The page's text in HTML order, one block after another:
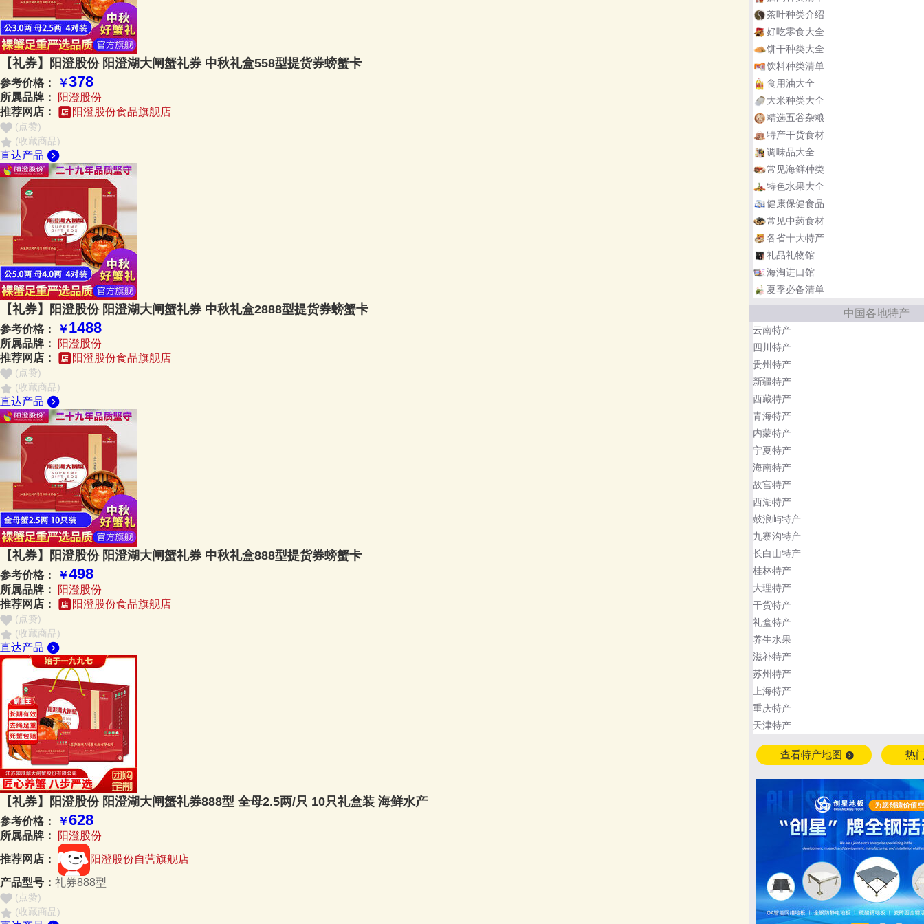
【礼券】阳澄股份 阳澄湖大闸蟹礼券 中秋礼盒558型提货券螃蟹卡
参考价格： ￥378
所属品牌：
阳澄股份
推荐网店：
阳澄股份食品旗舰店
(点赞)
(收藏商品)
直达产品
【礼券】阳澄股份 阳澄湖大闸蟹礼券 中秋礼盒2888型提货券螃蟹卡
参考价格： ￥1488
所属品牌：
阳澄股份
推荐网店：
阳澄股份食品旗舰店
(点赞)
(收藏商品)
直达产品
【礼券】阳澄股份 阳澄湖大闸蟹礼券 中秋礼盒888型提货券螃蟹卡
参考价格： ￥498
所属品牌：
阳澄股份
推荐网店：
阳澄股份食品旗舰店
(点赞)
(收藏商品)
直达产品
【礼券】阳澄股份 阳澄湖大闸蟹礼券888型 全母2.5两/只 10只礼盒装 海鲜水产
参考价格： ￥628
所属品牌：
阳澄股份
推荐网店：
阳澄股份自营旗舰店
产品型号： 礼券888型
(点赞)
(收藏商品)
茶叶种类介绍
好吃零食大全
饼干种类大全
饮料种类清单
食用油大全
大米种类大全
精选五谷杂粮
特产干货食材
调味品大全
常见海鲜种类
特色水果大全
健康保健食品
常见中药食材
各省十大特产
礼品礼物馆
海淘进口馆
夏季必备清单
中国各地特产
云南特产
四川特产
贵州特产
新疆特产
西藏特产
青海特产
内蒙特产
宁夏特产
海南特产
故宫特产
西湖特产
鼓浪屿特产
九寨沟特产
长白山特产
桂林特产
大理特产
干货特产
礼盒特产
养生水果
滋补特产
苏州特产
上海特产
重庆特产
天津特产
查看特产地图 热